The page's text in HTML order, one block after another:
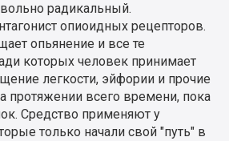
радикальный.
опиоидных рецепторов.
опьянение и все те
которых человек принимает
легкости, эйфории и прочие
протяжении всего времени, пока
Средство применяют у
только начали свой "путь" в